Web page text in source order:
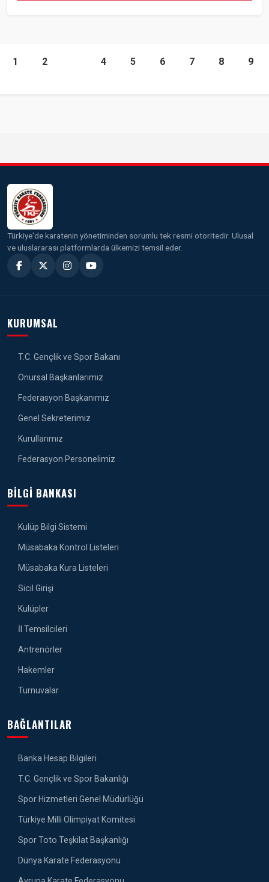
1 2 4 5 6 7 8 9
Türkiye'de karatenin yönetiminden sorumlu tek resmi otoritedir. Ulusal
ve uluslararası platformlarda ülkemizi temsil eder.
KURUMSAL
T.C. Gençlik ve Spor Bakanı
Onursal Başkanlarımız
Federasyon Başkanımız
Genel Sekreterimiz
Kurullarımız
Federasyon Personelimiz
BILGI BANKASI
Kulüp Bilgi Sistemi
Müsabaka Kontrol Listeleri
Müsabaka Kura Listeleri
Sicil Girişi
Kulüpler
İl Temsilcileri
Antrenörler
Hakemler
Turnuvalar
BAĞLANTILAR
Banka Hesap Bilgileri
T.C. Gençlik ve Spor Bakanlığı
Spor Hizmetleri Genel Müdürlüğü
Türkiye Milli Olimpiyat Komitesi
Spor Toto Teşkilat Başkanlığı
Dünya Karate Federasyonu